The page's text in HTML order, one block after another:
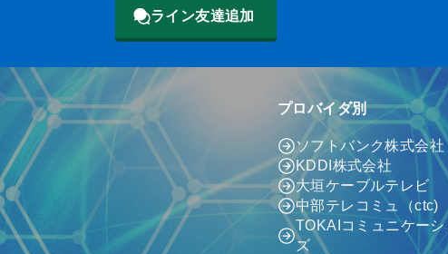
ライン友達追加
プロバイダ別
ソフトバンク株式会社
KDDI株式会社
大垣ケーブルテレビ
中部テレコミュ（ctc)
TOKAIコミュニケーシ
ズ